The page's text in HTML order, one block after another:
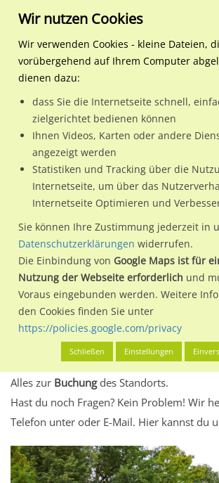
Regionale Plakatwerbung Bayern
Nutze günstige Werbemöglichkeiten am
Rottenburger Str. gg. Hs.-Nr. 50im Ortsteil
Langquaid, M.
Wir erheben für jede unserer
aktuelleStandortinformationenund
kannst du dich schon vor der Buchung im
Standort, seine Reichweite und
eventuelle Beschränkungen in den
Werbeinhalten informieren.
Alles klar? Dann findest du direkt im
Alles zur Buchungdes Standorts.
Hast du noch Fragen? Kein Problem! Wir
Telefon unter oder E-Mail. Hier kannst du
Wir nutzen Cookies
Wir verwenden Cookies - kleine Dateien,
vorübergehend auf Ihrem Computer
dienen dazu:
dass Sie die Internetseite schnell,
zielgerichtet bedienen können
Ihnen Videos, Karten oder andere
angezeigt werden
Statistiken und Tracking über die
Internetseite, um über das
Internetseite Optimieren und
Sie können Ihre Zustimmung jederzeit in
Datenschutzerklärungen widerrufen.
Die Einbindung von Google Maps ist für
Nutzung der Webseite erforderlich und
Voraus eingebunden werden. Weitere
den Cookies finden Sie unter
https://policies.google.com/privacy
Schließen Einstellungen